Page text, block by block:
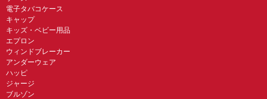
電子タバコケース
キャップ
キッズ・ベビー用品
エプロン
ウィンドブレーカー
アンダーウェア
ハッピ
ジャージ
ブルゾン